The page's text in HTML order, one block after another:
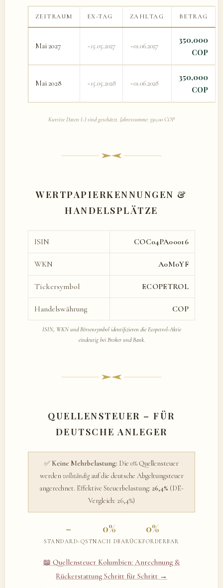
ZEITRAUM EX-TAG ZAHLTAG BETRAG
Mai 2027 ~15.05.2027 ~01.06.2027
350,000
COP
Mai 2028 ~15.05.2028 ~01.06.2028
350,000
COP
Kursive Daten (~) sind geschätzt. Jahressumme: 350,00 COP
WERTPAPIERKENNUNGEN &
HANDELSPLÄTZE
ISIN COC04PA00016
WKN A0M0YF
Tickersymbol ECOPETROL
Handelswährung COP
ISIN, WKN und Börsensymbol identifizieren die Ecopetrol-Aktie
eindeutig bei Broker und Bank.
QUELLENSTEUER – FÜR
DEUTSCHE ANLEGER
✅ Keine Mehrbelastung: Die 0% Quellensteuer
werdenvollständigauf die deutsche Abgeltungsteuer
angerechnet. Effektive Steuerbelastung: 26,4% (DE-
Vergleich: 26,4%)
–
STANDARD-QST
0%
NACH DBA
0%
RÜCKFORDERBAR
📖 Quellensteuer Kolumbien: Anrechnung &
Rückerstattung Schritt für Schritt →